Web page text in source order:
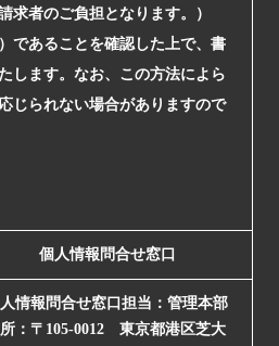
求者のご負担となります。）
であることを確認した上で、書
します。なお、この方法によら
じられない場合がありますので
個人情報問合せ窓口
情報問合せ窓口担当：管理本部
：〒105-0012 東京都港区芝大